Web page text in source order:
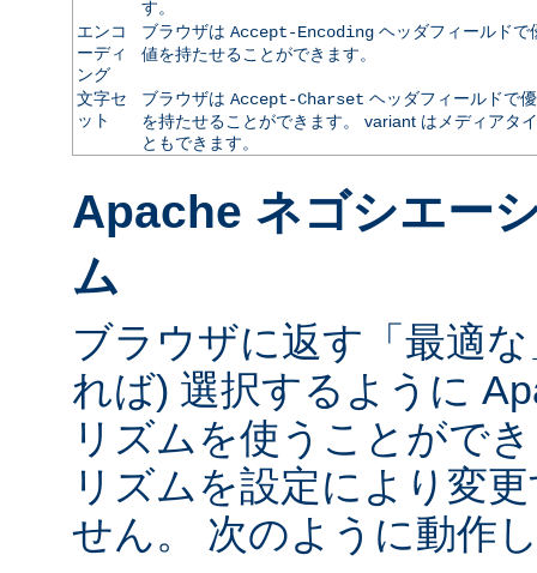
す。
エンコ
ーディ
ング
ブラウザは Accept-Encodingヘッダフィールドで
値を持たせることができます。
文字セ
ット
ブラウザは Accept-Charset ヘッダフィールドで
を持たせることができます。 variant はメディアタ
ともできます。
Apache ネゴシエー
ム
ブラウザに返す「最適
れば) 選択するように
リズムを使うことがで
リズムを設定により変
せん。 次のように動作